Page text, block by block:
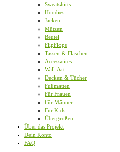
Sweatshirts
Hoodies
Jacken
Mützen
Beutel
FlipFlops
Tassen & Flaschen
Accessoires
Wall-Art
Decken & Tücher
Fußmatten
Für Frauen
Für Männer
Für Kids
Übergrößen
Über das Projekt
Dein Konto
FAQ